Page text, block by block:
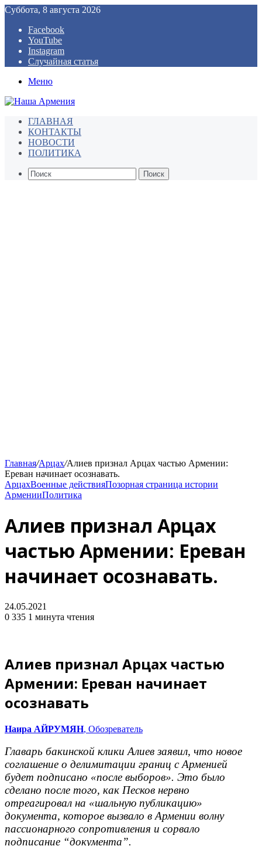
Суббота, 8 августа 2026
Facebook
YouTube
Instagram
Случайная статья
Меню
ГЛАВНАЯ
КОНТАКТЫ
НОВОСТИ
ПОЛИТИКА
Поиск
Главная/Арцах/Алиев признал Арцах частью Армении:
Ереван начинает осознавать.
АрцахВоенные действияПозорная страница истории
АрменииПолитика
Алиев признал Арцах
частью Армении: Ереван
начинает осознавать.
24.05.2021
0 335 1 минута чтения
Алиев признал Арцах частью
Армении: Ереван начинает
осознавать
Наира АЙРУМЯН, Обозреватель
Главарь бакинской клики Алиев заявил, что новое
соглашение о делимитации границ с Арменией
будет подписано «после выборов». Это было
сделано после того, как Песков нервно
отреагировал на «шальную публикацию»
документа, которое вызвало в Армении волну
пассионарного сопротивления и сорвало
подписание “документа”.